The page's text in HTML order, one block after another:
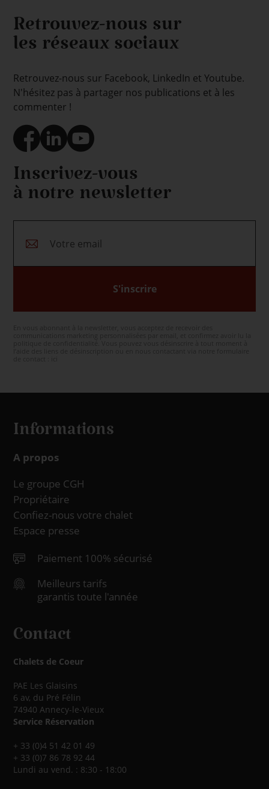
Retrouvez-nous sur
les réseaux sociaux
Retrouvez-nous sur Facebook, LinkedIn et Youtube.
N'hésitez pas à partager nos publications et à les
commenter !
Inscrivez-vous
à notre newsletter
S'inscrire
Informations
A propos
Le groupe CGH
Propriétaire
Confiez-nous votre chalet
Espace presse
Paiement 100% sécurisé
Meilleurs tarifs
garantis toute l'année
Contact
Chalets de Coeur
PAE Les Glaisins
6 av, du Pré Félin
74940 Annecy-le-Vieux
Service Réservation
+ 33 (0)4 51 42 01 49
+ 33 (0)7 86 78 92 44
Lundi au vend. : 8:30 - 18:00